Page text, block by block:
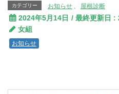
カテゴリー お知らせ 、 屋根診断
2024年5月14日 / 最終更新日 :
女組
お知らせ